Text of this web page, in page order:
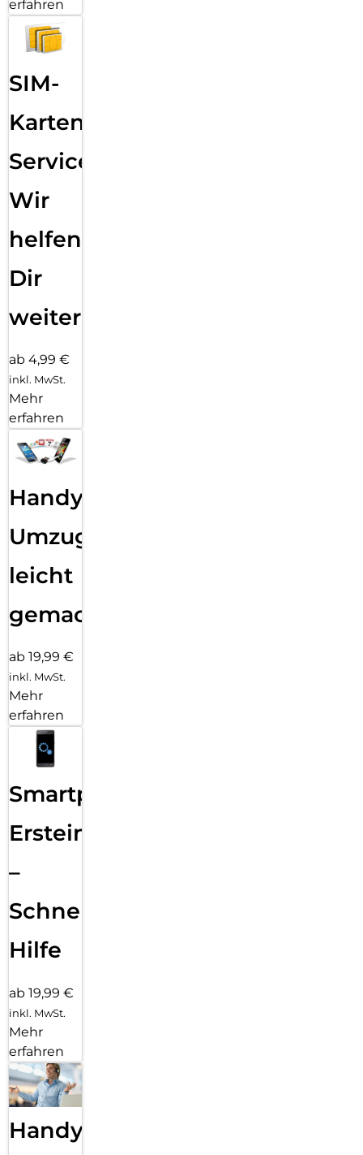
erfahren
SIM-
Karten
Service:
Wir
helfen
Dir
weiter
ab 4,99 €
inkl. MwSt.
Mehr
erfahren
Handy
Umzug
leicht
gemacht!
ab 19,99 €
inkl. MwSt.
Mehr
erfahren
Smartphone
Ersteinrichtung
–
Schnelle
Hilfe
ab 19,99 €
inkl. MwSt.
Mehr
erfahren
Handy